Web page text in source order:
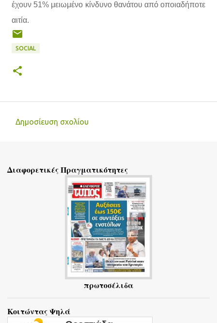
έχουν 51% μειωμένο κίνδυνο θανάτου από οποιαδήποτε
αιτία.
SOCIAL
λ
Δημοσίευση σχολίου
Διαφορετικές Πραγματικότητες
πρωτοσέλιδα
Κοιτώντας Ψηλά